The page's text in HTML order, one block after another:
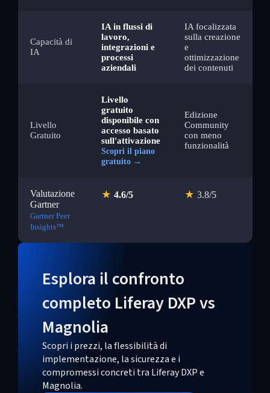
Capacità di
IA
IA in flussi di
lavoro,
integrazioni e
processi
aziendali
IA focalizzata
sulla creazione
e
ottimizzazione
dei contenuti
Livello
Gratuito
Livello
gratuito
disponibile con
accesso basato
sull'attivazione
Scopri il piano
gratuito →
Edizione
Community
con meno
funzionalità
Valutazione
Gartner
Gartner Peer
Insights™
★ 4.6/5 ★ 3.8/5
Esplora il confronto
completo Liferay DXP vs
Magnolia
Scopri i prezzi, la flessibilità di
implementazione, la sicurezza e i
compromessi concreti tra Liferay DXP e
Magnolia.